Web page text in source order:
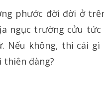
phước đời đời ở
ngục trường cửu
Nếu không, thì cái
đàng?